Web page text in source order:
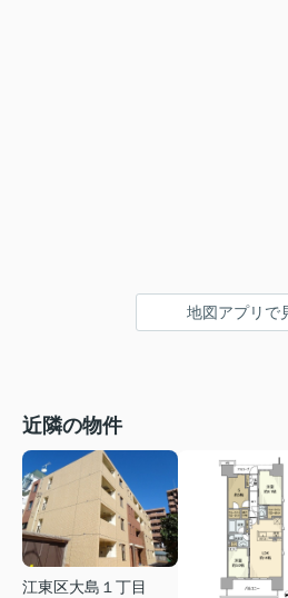
地図アプリで
近隣の物件
江東区大島１丁目